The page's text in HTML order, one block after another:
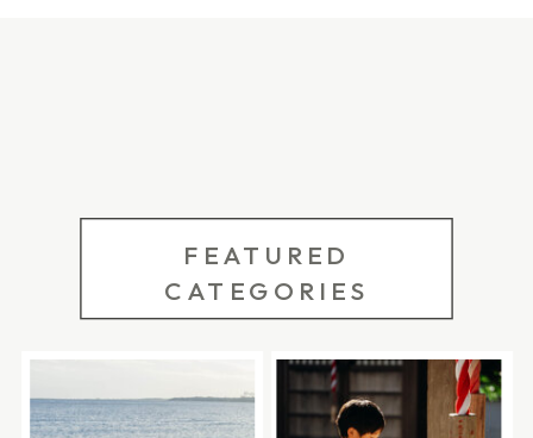
しておいてほしいなと思います。 この記事では、
出産退院の日に撮っておきたい写真と、産院・病
院で写真を残すときのコツをまとめました。 ま
後数日以内のご家族を残す「はじめての家族写
真」についてもご案内しています。 産院前や、ご
FEATURED
CATEGORIES